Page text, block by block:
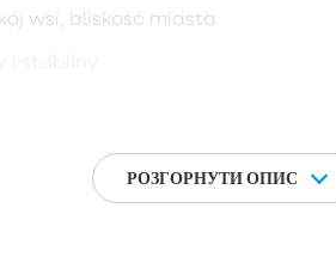
wsi, bliskość miasta
РОЗГОРНУТИ ОПИС